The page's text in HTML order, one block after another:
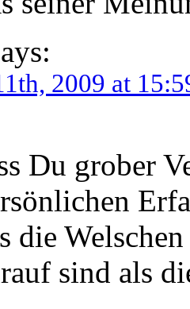
2009 at
Du grober
die
sind als